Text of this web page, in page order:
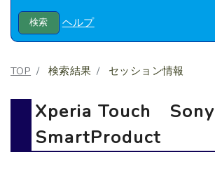
ヘルプ
TOP 検索結果 セッション情報
Xperia Touch Sony
SmartProduct